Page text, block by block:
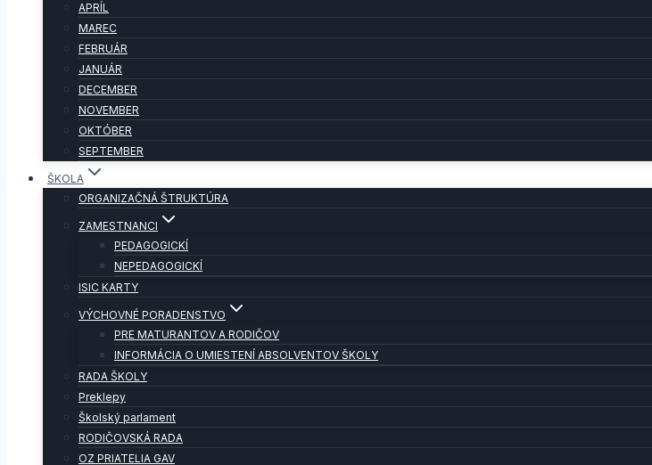
APRÍL
MAREC
FEBRUÁR
JANUÁR
DECEMBER
NOVEMBER
OKTÓBER
SEPTEMBER
ŠKOLA
ORGANIZAČNÁ ŠTRUKTÚRA
ZAMESTNANCI
PEDAGOGICKÍ
NEPEDAGOGICKÍ
ISIC KARTY
VÝCHOVNÉ PORADENSTVO
PRE MATURANTOV A RODIČOV
INFORMÁCIA O UMIESTENÍ ABSOLVENTOV ŠKOLY
RADA ŠKOLY
Preklepy
Školský parlament
RODIČOVSKÁ RADA
OZ PRIATELIA GAV